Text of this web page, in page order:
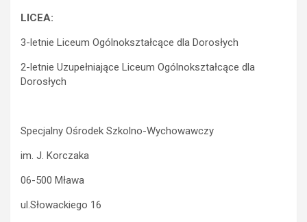
LICEA:
3-letnie Liceum Ogólnokształcące dla Dorosłych
2-letnie Uzupełniające Liceum Ogólnokształcące dla
Dorosłych
Specjalny Ośrodek Szkolno-Wychowawczy
im. J. Korczaka
06-500 Mława
ul.Słowackiego 16